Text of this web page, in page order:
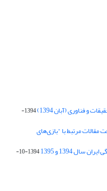
و فناوری (آبان 1394)
1394-
1395 برای دریافت مقالات مرتبط با "بازی‌های
1394 و 1395
1394-10-